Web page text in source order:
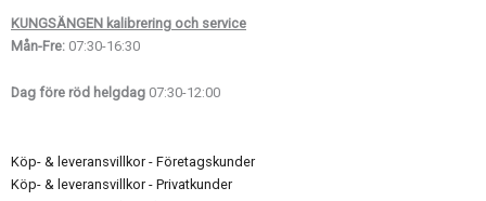
KUNGSÄNGEN kalibrering och service
Mån-Fre: 07:30-16:30
Dag före röd helgdag 07:30-12:00
Köp- & leveransvillkor - Företagskunder
Köp- & leveransvillkor - Privatkunder